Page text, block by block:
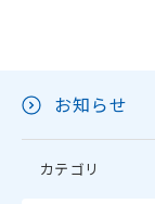
お知らせ
カテゴリ